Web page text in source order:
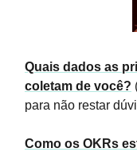
Quais dados as
coletam de você?
para não restar
Como os OKRs